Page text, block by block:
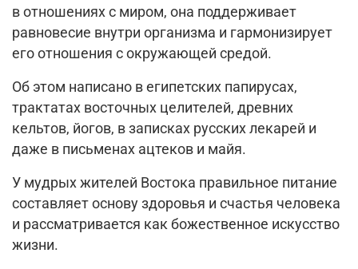
в отношениях с миром, она поддерживает
равновесие внутри организма и гармонизирует
его отношения с окружающей средой.
Об этом написано в египетских папирусах,
трактатах восточных целителей, древних
кельтов, йогов, в записках русских лекарей и
даже в письменах ацтеков и майя.
У мудрых жителей Востока правильное питание
составляет основу здоровья и счастья человека
и рассматривается как божественное искусство
жизни.